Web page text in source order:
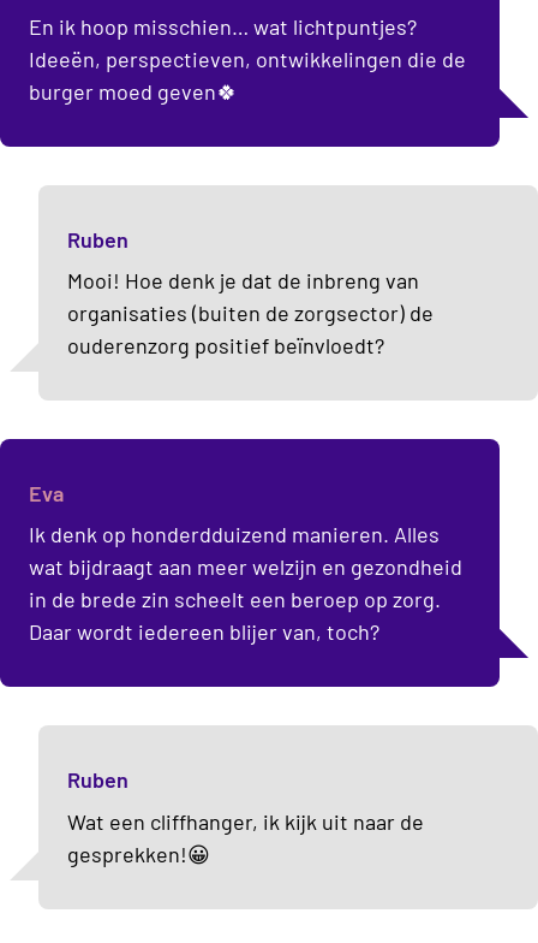
En ik hoop misschien… wat lichtpuntjes?
Ideeën, perspectieven, ontwikkelingen die de
burger moed geven🍀
Ruben
Mooi! Hoe denk je dat de inbreng van
organisaties (buiten de zorgsector) de
ouderenzorg positief beïnvloedt?
Eva
Ik denk op honderdduizend manieren. Alles
wat bijdraagt aan meer welzijn en gezondheid
in de brede zin scheelt een beroep op zorg.
Daar wordt iedereen blijer van, toch?
Ruben
Wat een cliffhanger, ik kijk uit naar de
gesprekken!😀